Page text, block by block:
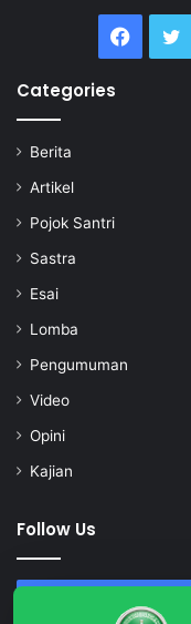
Categories
Berita
Artikel
Pojok Santri
Sastra
Esai
Lomba
Pengumuman
Video
Opini
Kajian
Follow Us